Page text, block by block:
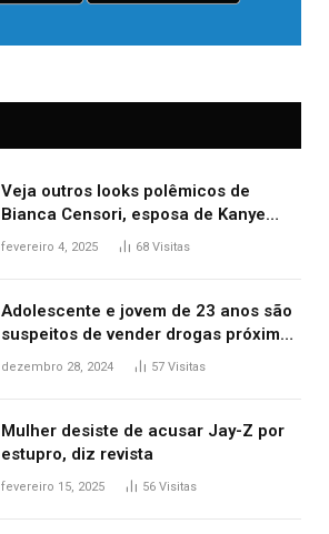
Veja outros looks polêmicos de
Bianca Censori, esposa de Kanye
West que apareceu nua no Grammy
fevereiro 4, 2025 68 Visitas
Adolescente e jovem de 23 anos são
suspeitos de vender drogas próximo
de delegacia e escola, diz polícia
dezembro 28, 2024 57 Visitas
Mulher desiste de acusar Jay-Z por
estupro, diz revista
fevereiro 15, 2025 56 Visitas